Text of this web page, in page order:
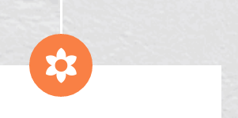

